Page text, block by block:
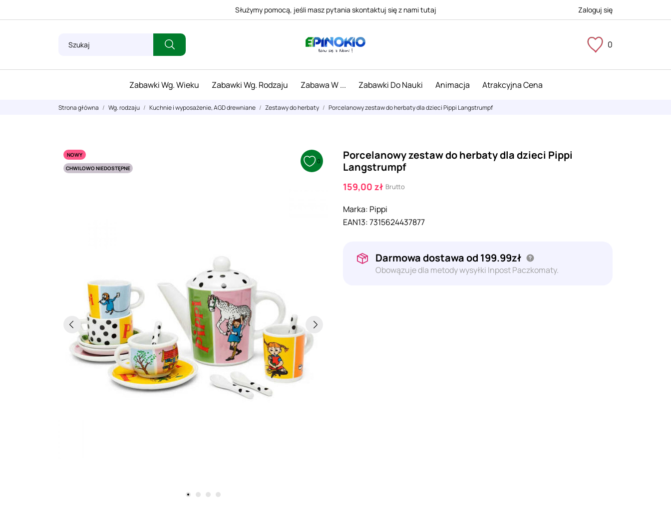
Służymy pomocą, jeśli masz pytania skontaktuj się z nami tutaj Zaloguj się
0
Zabawki Wg. Wieku Zabawki Wg. Rodzaju Zabawa W ... Zabawki Do Nauki Animacja Atrakcyjna Cena
Strona główna Wg. rodzaju Kuchnie i wyposażenie, AGD drewniane Zestawy do herbaty Porcelanowy zestaw do herbaty dla dzieci Pippi Langstrumpf
NOWY
CHWILOWO NIEDOSTĘPNE
0
Porcelanowy zestaw do herbaty dla dzieci Pippi
Langstrumpf
159,00 zł Brutto
Marka: Pippi
EAN13:7315624437877
Darmowa dostawa od 199.99zł
Obowązuje dla metody wysyłki Inpost Paczkomaty.